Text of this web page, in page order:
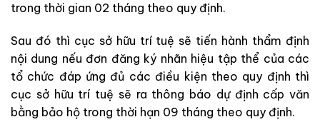
trong thời gian 02 tháng theo quy định.
Sau đó thì cục sở hữu trí tuệ sẽ tiến hành thẩm định
nội dung nếu đơn đăng ký nhãn hiệu tập thể của các
tổ chức đáp ứng đủ các điều kiện theo quy định thì
cục sở hữu trí tuệ sẽ ra thông báo dự định cấp văn
bằng bảo hộ trong thời hạn 09 tháng theo quy định.